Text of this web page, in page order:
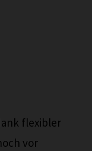
flexibler
vor